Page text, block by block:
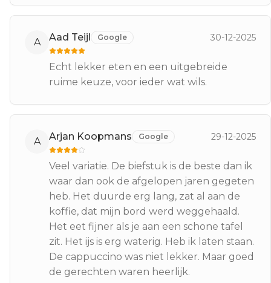
A Aad Teijl Google 30-12-2025
Echt lekker eten en een uitgebreide
ruime keuze, voor ieder wat wils.
A Arjan Koopmans Google 29-12-2025
Veel variatie. De biefstuk is de beste dan ik
waar dan ook de afgelopen jaren gegeten
heb. Het duurde erg lang, zat al aan de
koffie, dat mijn bord werd weggehaald.
Het eet fijner als je aan een schone tafel
zit. Het ijs is erg waterig. Heb ik laten staan.
De cappuccino was niet lekker. Maar goed
de gerechten waren heerlijk.